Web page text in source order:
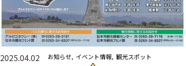
2025.04.02 お知らせ イベント情報 観光スポット